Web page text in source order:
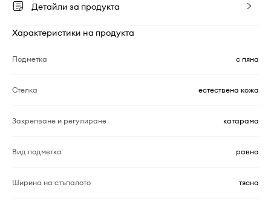
Детайли за продукта
Характеристики на продукта
Подметка с пяна
Стелка естествена кожа
Закрепване и регулиране катарама
Вид подметка равна
Ширина на стъпалото тясна